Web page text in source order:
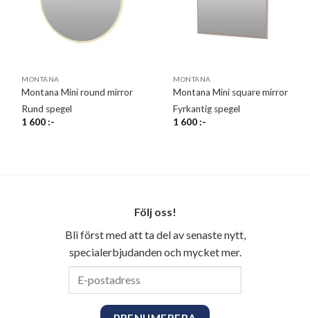
MONTANA
Montana Mini round mirror
Rund spegel
1 600:-
MONTANA
Montana Mini square mirror
Fyrkantig spegel
1 600:-
Följ oss!
Bli först med att ta del av senaste nytt,
specialerbjudanden och mycket mer.